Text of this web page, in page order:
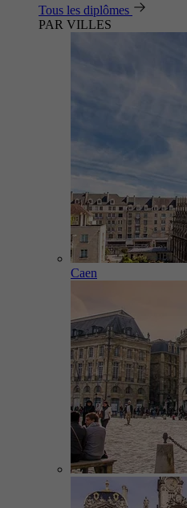
Tous les diplômes
PAR VILLES
Caen